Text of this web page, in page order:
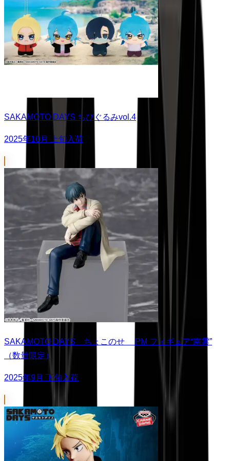
SAKAMOTO DAYS ちびぐるみvol.4
2025年10月 上旬入荷
SAKAMOTO DAYS ちょこのせ PM フィギュア“南雲”
（数量限定）
2025年9月 下旬入荷